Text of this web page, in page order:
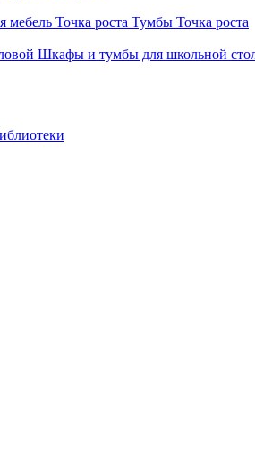
мебель Точка роста Тумбы Точка роста
Шкафы и тумбы для школьной